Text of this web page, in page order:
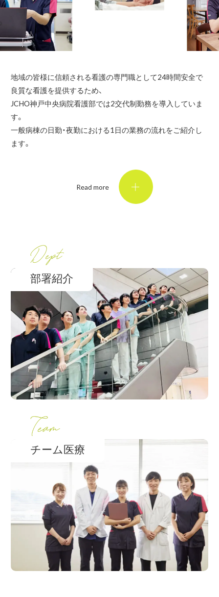
地域の皆様に信頼される看護の専門職として24時間安全で
良質な看護を提供するため、
JCHO神戸中央病院看護部では2交代制勤務を導入していま
す。
一般病棟の日勤・夜勤における1日の業務の流れをご紹介し
ます。
Read more
部署紹介
チーム医療